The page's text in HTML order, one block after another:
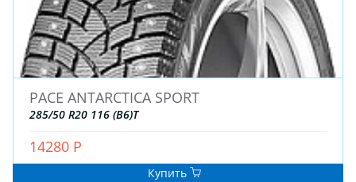
PACE ANTARCTICA SPORT
285/50 R20 116 (B6)T
14280 Р
Купить